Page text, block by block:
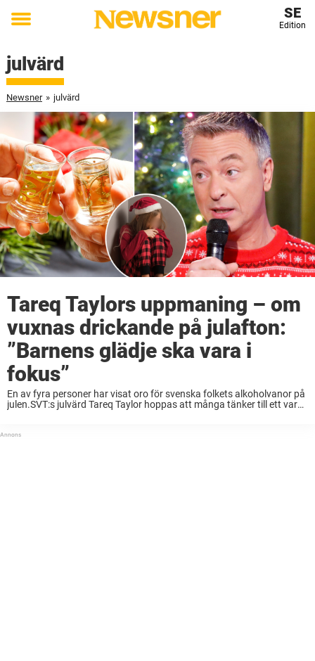
Toggle
SE
Edition
julvärd
Newsner » julvärd
Tareq Taylors uppmaning – om
vuxnas drickande på julafton:
”Barnens glädje ska vara i
fokus”
En av fyra personer har visat oro för svenska folkets alkoholvanor på
julen.SVT:s julvärd Tareq Taylor hoppas att många tänker till ett varv